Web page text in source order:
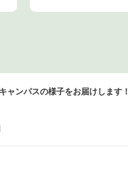
ャンパスの様子をお届けします！